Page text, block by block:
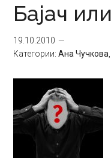
Бајач
19.10.2010
Категории:Ана Чучкова